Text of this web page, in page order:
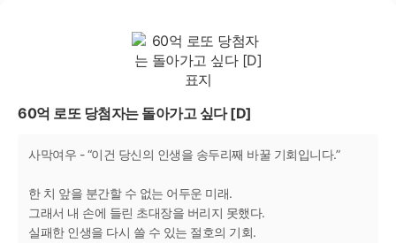
60억 로또 당첨자는 돌아가고 싶다 [D]
사막여우 - “이건 당신의 인생을 송두리째 바꿀 기회입니다.”
한 치 앞을 분간할 수 없는 어두운 미래.
그래서 내 손에 들린 초대장을 버리지 못했다.
실패한 인생을 다시 쓸 수 있는 절호의 기회.